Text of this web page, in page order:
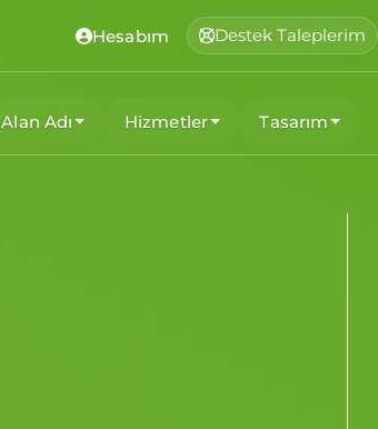
Hesabım Destek Taleplerim
Alan Adı Hizmetler Tasarım